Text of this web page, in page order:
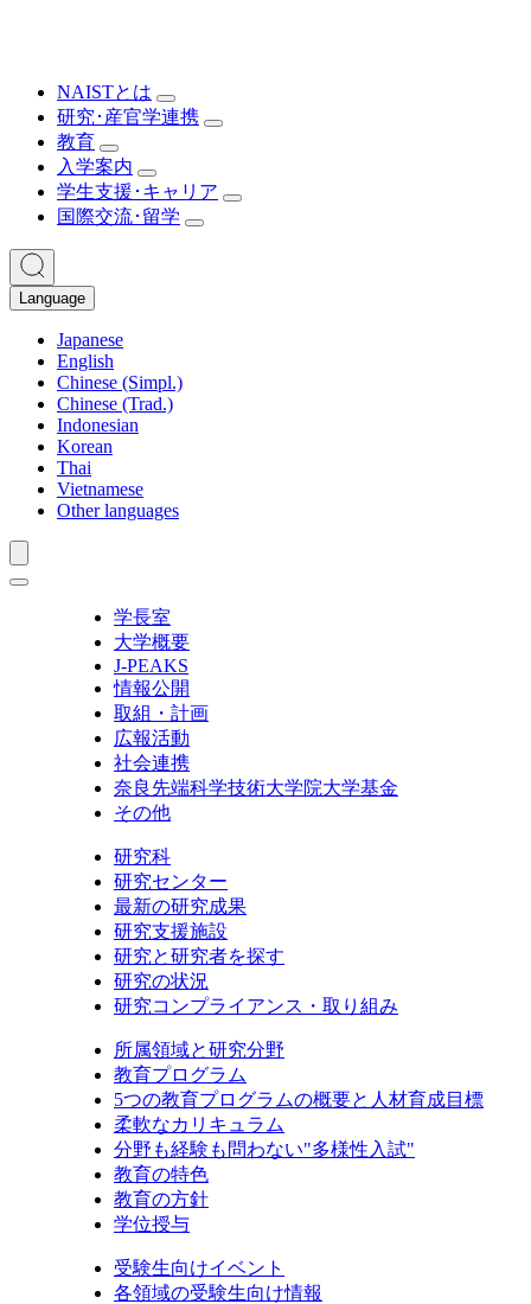
NAISTとは
研究･産官学連携
教育
入学案内
学生支援･キャリア
国際交流･留学
Language
Japanese
English
Chinese (Simpl.)
Chinese (Trad.)
Indonesian
Korean
Thai
Vietnamese
Other languages
学長室
大学概要
J-PEAKS
情報公開
取組・計画
広報活動
社会連携
奈良先端科学技術大学院大学基金
その他
研究科
研究センター
最新の研究成果
研究支援施設
研究と研究者を探す
研究の状況
研究コンプライアンス・取り組み
所属領域と研究分野
教育プログラム
5つの教育プログラムの概要と人材育成目標
柔軟なカリキュラム
分野も経験も問わない"多様性入試"
教育の特色
教育の方針
学位授与
受験生向けイベント
各領域の受験生向け情報